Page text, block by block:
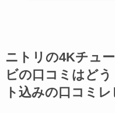
ニトリの4Kチュ
ビの口コミはど
ト込みの口コミ